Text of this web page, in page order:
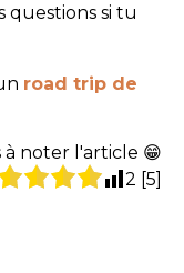
questions si tu
road trip de
à noter l'article 😁
2 [5]